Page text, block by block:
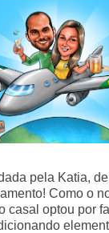
pela Katia,
Como o
casal optou por